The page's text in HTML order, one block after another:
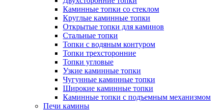
Каминные топки со стеклом
Круглые каминные топки
Открытые топки для каминов
Стальные топки
Топки с водяным контуром
Топки трехсторонние
Топки угловые
Узкие каминные топки
Чугунные каминные топки
Широкие каминные топки
Каминные топки с подъемным механизмом
Печи камины